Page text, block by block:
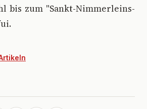
bis zum "Sankt-Nimmerleins-